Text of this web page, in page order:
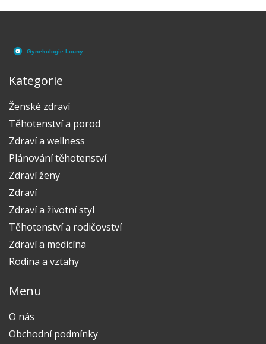
Kategorie
Ženské zdraví
Těhotenství a porod
Zdraví a wellness
Plánování těhotenství
Zdraví ženy
Zdraví
Zdraví a životní styl
Těhotenství a rodičovství
Zdraví a medicína
Rodina a vztahy
Menu
O nás
Obchodní podmínky